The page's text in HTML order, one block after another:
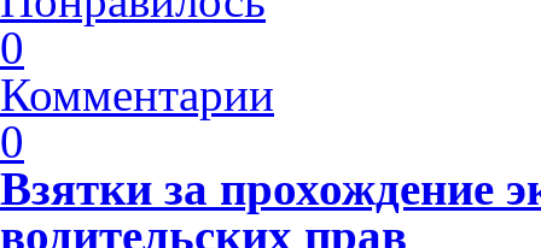
0
Комментарии
0
Взятки за прохождение
водительских прав